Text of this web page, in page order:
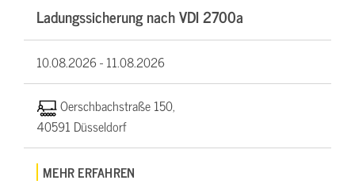
Ladungssicherung nach VDI 2700a
10.08.2026 -11.08.2026
Oerschbachstraße 150,
40591 Düsseldorf
MEHR ERFAHREN